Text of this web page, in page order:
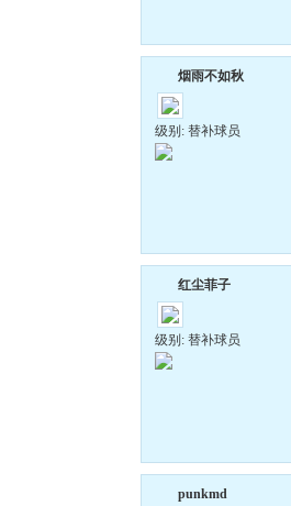
烟雨不如秋
级别: 替补球员
红尘菲子
级别: 替补球员
punkmd